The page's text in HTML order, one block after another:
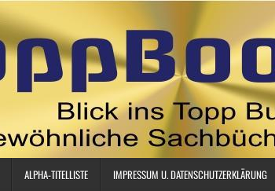
ALPHA-TITELLISTE IMPRESSUM U. DATENSCHUTZERKLÄRUNG